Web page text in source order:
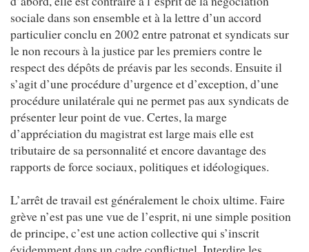
sociale dans son ensemble et à la lettre d’un accord
particulier conclu en 2002 entre patronat et syndicats sur
le non recours à la justice par les premiers contre le
respect des dépôts de préavis par les seconds. Ensuite il
s’agit d’une procédure d’urgence et d’exception, d’une
procédure unilatérale qui ne permet pas aux syndicats de
présenter leur point de vue. Certes, la marge
d’appréciation du magistrat est large mais elle est
tributaire de sa personnalité et encore davantage des
rapports de force sociaux, politiques et idéologiques.
L’arrêt de travail est généralement le choix ultime. Faire
grève n’est pas une vue de l’esprit, ni une simple position
de principe, c’est une action collective qui s’inscrit